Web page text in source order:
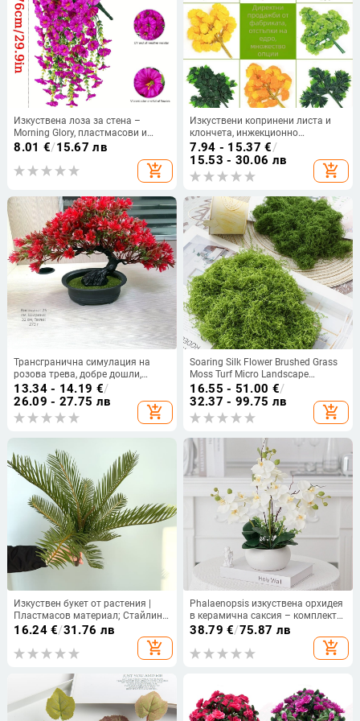
Изкуствена лоза за стена –
Morning Glory, пластмасови и
коприна цветя, стилова
формоване; височина 75 см; вид:
8.01 €/15.67 лв
add_shopping_cart
Изкуствени копринени листа и
клончета, инжекционно
формована конструкция,
разнообразие от листа и
клончета, за фотографски
реквизит и домашно оформление
7.94 - 15.37 €/
15.53 - 30.06 лв
add_shopping_cart
Трансгранична симулация на
розова трева, добре дошли,
борово растение, саксийно
растение, закрито зелено
растение, бонсай, настолен
фалшив цветен декор за дома,
13.34 - 14.19 €/
26.09 - 27.75 лв
add_shopping_cart
Soaring Silk Flower Brushed Grass
Moss Turf Micro Landscape
Ornament — Увлажняващ допир,
за сватби, открити пространства
и домашна декорация
16.55 - 51.00 €/
32.37 - 99.75 лв
add_shopping_cart
Изкуствен букет от растения |
Пластмасов материал; Стайлинг
и инжекционно формоване;
Подходящ за сватби, външни
дисплеи и домашна декорация
16.24€/31.76 лв
add_shopping_cart
Phalaenopsis изкуствена орхидея
в керамична саксия – комплект
декоративни цветя с гладка
текстура за украса на дневната
38.79 €/75.87 лв
add_shopping_cart